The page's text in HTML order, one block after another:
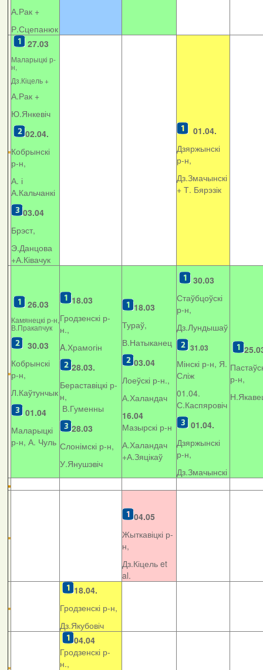
А.Рак +
Р.Сцепанюк
27.03
Маларыцкі р-
н,
Дз.Кіцель +
А.Рак +
Ю.Янкевіч
02.04.
Кобрынскі
р-н,
А. і
А.Кальчанкі
03.04
Брэст,
Э.Данцова
+А.Ківачук
01.04.
Дзяржынскі
р-н,
Дз.Змачынскі
+ Т. Бярэзік
26.03
Камянецкі р-н,
В.Пракапчук
30.03
Кобрынскі
р-н,
Л.Каўтунчык
01.04
Маларыцкі
р-н, А. Чуль
18.03
Гродзенскі р-
н.,
A.Храмогін
28.03.
Бераставіцкі р-
н,
В.Гуменны
28.03
Слонімскі р-н,
У.Янушэвіч
18.03
Тураў,
В.Натыканец
03.04
Лоеўскі р-н.,
А.Халандач
16.04
Мазырскі р-н
А.Халандач
+А.Зяцікаў
30.03
Стаўбцоўскі
р-н,
Дз.Лундышаў
31.03
Мінскі р-н, Я.
Сліж
01.04.
С.Каспяровіч
01.04.
Дзяржынскі
р-н,
Дз.Змачынскі
р-н,
04.05
Жыткавіцкі р-
н,
Дз.Кіцель et
al.
18.04.
Гродзенскі р-н,
Дз.Якубовіч
04.04
Гродзенскі р-
н.,